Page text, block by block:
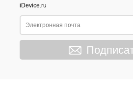
iDevice.ru